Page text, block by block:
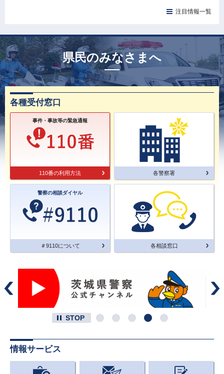
注目情報一覧
県民のみなさまへ
各種受付窓口
事件・事故等の緊急通報
110番の利用方法 各警察署
警察の相談ダイヤル
＃9110について 各相談窓口
STOP
情報サービス